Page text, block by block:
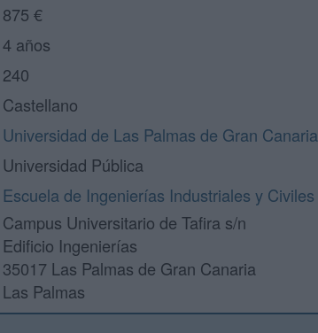
875 €
4 años
240
Castellano
Universidad de Las Palmas de Gran Canaria
Universidad Pública
Escuela de Ingenierías Industriales y Civiles
Campus Universitario de Tafira s/n
Edificio Ingenierías
35017 Las Palmas de Gran Canaria
Las Palmas